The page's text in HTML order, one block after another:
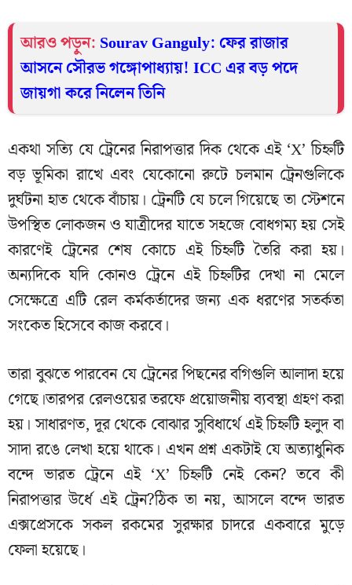
আরও পড়ুন: Sourav Ganguly: ফের রাজার
আসনে সৌরভ গঙ্গোপাধ্যায়! ICC এর বড় পদে
জায়গা করে নিলেন তিনি
একথা সত্যি যে ট্রেনের নিরাপত্তার দিক থেকে এই ‘X’ চিহ্নটি
বড় ভূমিকা রাখে এবং যেকোনো রুটে চলমান ট্রেনগুলিকে
দুর্ঘটনা হাত থেকে বাঁচায়। ট্রেনটি যে চলে গিয়েছে তা স্টেশনে
উপস্থিত লোকজন ও যাত্রীদের যাতে সহজে বোধগম্য হয় সেই
কারণেই ট্রেনের শেষ কোচে এই চিহ্নটি তৈরি করা হয়।
অন্যদিকে যদি কোনও ট্রেনে এই চিহ্নটির দেখা না মেলে
সেক্ষেত্রে এটি রেল কর্মকর্তাদের জন্য এক ধরণের সতর্কতা
সংকেত হিসেবে কাজ করবে।
তারা বুঝতে পারবেন যে ট্রেনের পিছনের বগিগুলি আলাদা হয়ে
গেছে।তারপর রেলওয়ের তরফে প্রয়োজনীয় ব্যবস্থা গ্রহণ করা
হয়। সাধারণত, দূর থেকে বোঝার সুবিধার্থে এই চিহ্নটি হলুদ বা
সাদা রঙে লেখা হয়ে থাকে। এখন প্রশ্ন একটাই যে অত্যাধুনিক
বন্দে ভারত ট্রেনে এই ‘X’ চিহ্নটি নেই কেন? তবে কী
নিরাপত্তার উর্ধে এই ট্রেন?ঠিক তা নয়, আসলে বন্দে ভারত
এক্সপ্রেসকে সকল রকমের সুরক্ষার চাদরে একবারে মুড়ে
ফেলা হয়েছে।